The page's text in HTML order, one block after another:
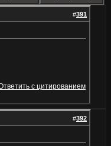
#391
#392